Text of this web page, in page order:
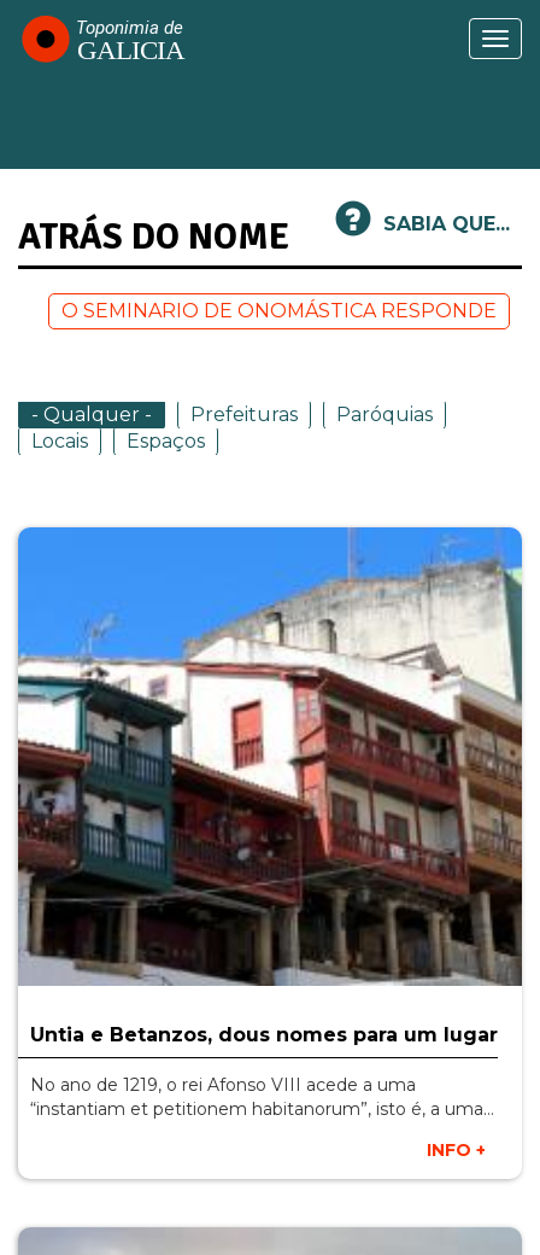
Passar
para
SABIA QUE...
ATRÁS DO NOME
O SEMINARIO DE ONOMÁSTICA RESPONDE
- Qualquer - Prefeituras
Paróquias
Locais
Espaços
Untia e Betanzos, dous nomes para um lugar
No ano de 1219, o rei Afonso VIII acede a uma
“instantiam et petitionem habitanorum”, isto é, a uma…
INFO +